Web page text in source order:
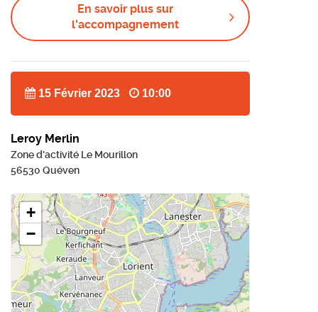
En savoir plus sur
l'accompagnement
15 Février 2023 10:00
Leroy Merlin
Zone d'activité Le Mourillon
56530 Quéven
+
−